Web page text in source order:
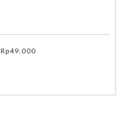
Rp49.000